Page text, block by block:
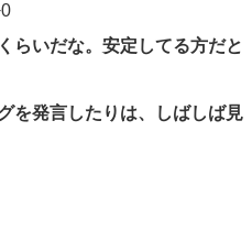
らいだな。安定してる方だと
を発言したりは、しばしば見